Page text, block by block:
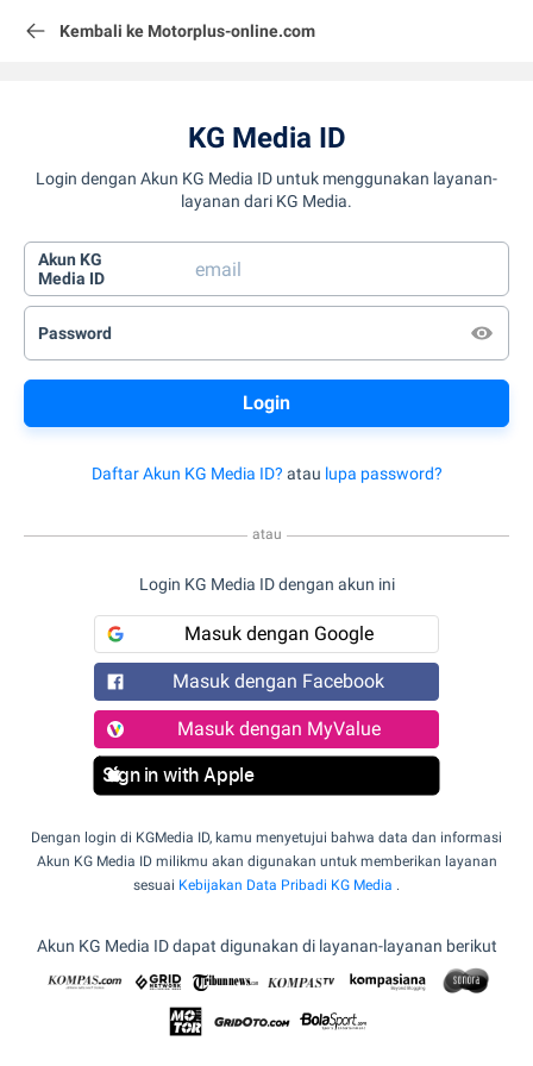
Kembali ke Motorplus-online.com
KG Media ID
Login dengan Akun KG Media ID untuk menggunakan layanan-
layanan dari KG Media.
Akun KG
Media ID
Password
Daftar Akun KG Media ID? atau lupa password?
atau
Login KG Media ID dengan akun ini
Masuk dengan Google
Masuk dengan Facebook
Masuk dengan MyValue
Sign in with Apple
Dengan login di KGMedia ID, kamu menyetujui bahwa data dan informasi
Akun KG Media ID milikmu akan digunakan untuk memberikan layanan
sesuai Kebijakan Data Pribadi KG Media .
Akun KG Media ID dapat digunakan di layanan-layanan berikut